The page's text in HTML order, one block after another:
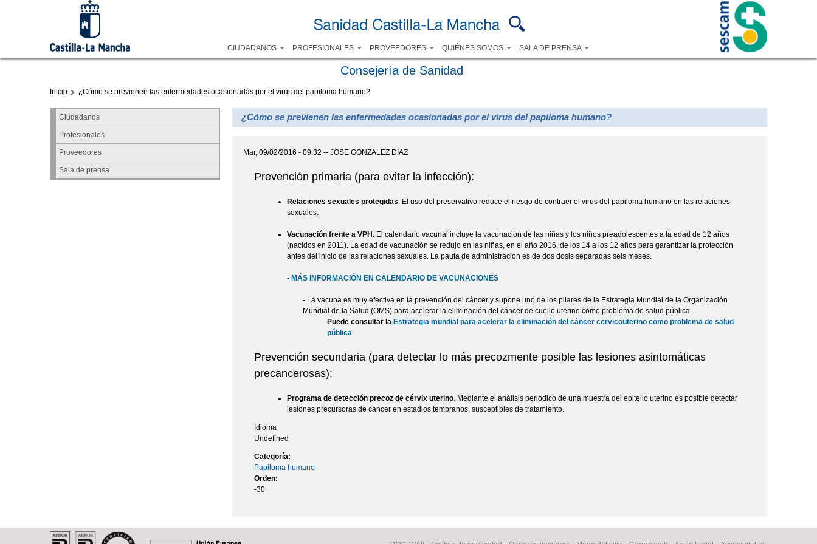
principal
CIUDADANOS PROFESIONALES PROVEEDORES QUIÉNES SOMOS SALA DE PRENSA
Consejería de Sanidad
Inicio ¿Cómo se previenen las enfermedades ocasionadas por el virus del papiloma humano?
Ciudadanos
Profesionales
Proveedores
Sala de prensa
¿Cómo se previenen las enfermedades ocasionadas por el virus del papiloma humano?
Mar, 09/02/2016 - 09:32 -- JOSE GONZALEZ DIAZ
Prevención primaria (para evitar la infección):
Relaciones sexuales protegidas . El uso del preservativo reduce el riesgo de contraer el virus del papiloma humano en las relaciones
sexuales.
Vacunación frente a VPH. El calendario vacunal incluye la vacunación de las niñas y los niños preadolescentes a la edad de 12 años
(nacidos en 2011). La edad de vacunación se redujo en las niñas, en el año 2016, de los 14 a los 12 años para garantizar la protección
antes del inicio de las relaciones sexuales. La pauta de administración es de dos dosis separadas seis meses.
-MÁS INFORMACIÓN EN CALENDARIO DE VACUNACIONES
- La vacuna es muy efectiva en la prevención del cáncer y supone uno de los pilares de la Estrategia Mundial de la Organización
Mundial de la Salud (OMS) para acelerar la eliminación del cáncer de cuello uterino como problema de salud pública.
Puede consultar la Estrategia mundial para acelerar la eliminación del cáncer cervicouterino como problema de salud
pública
Prevención secundaria (para detectar lo más precozmente posible las lesiones asintomáticas
precancerosas):
Programa de detección precoz de cérvix uterino . Mediante el análisis periódico de una muestra del epitelio uterino es posible detectar
lesiones precursoras de cáncer en estadios tempranos, susceptibles de tratamiento.
Idioma
Undefined
Categoría:
Papiloma humano
Orden:
-30